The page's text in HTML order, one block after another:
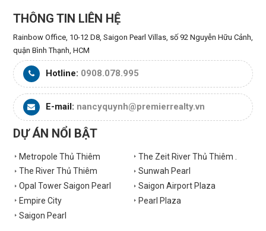
THÔNG TIN LIÊN HỆ
Rainbow Office, 10-12 D8, Saigon Pearl Villas, số 92 Nguyễn Hữu Cảnh,
quận Bình Thạnh, HCM
Hotline: 0908.078.995
E-mail: nancyquynh@premierrealty.vn
DỰ ÁN NỔI BẬT
Metropole Thủ Thiêm
The Zeit River Thủ Thiêm .
The River Thủ Thiêm
Sunwah Pearl
Opal Tower Saigon Pearl
Saigon Airport Plaza
Empire City
Pearl Plaza
Saigon Pearl